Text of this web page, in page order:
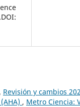
Revisión y cambios
, Metro Ciencia: